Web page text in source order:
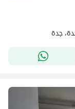
جدة